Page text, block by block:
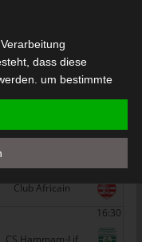
US Monastir
ESS Sousse
Club Africain
16:30
dass diese
um bestimmte
Person
Aspekte bezüglich
persönlicher
Aufenthaltsort
zu analysieren oder
personenbezogener